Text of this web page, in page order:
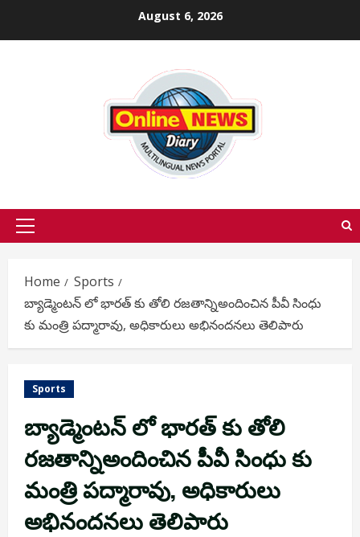
August 6, 2026
Primary
Home
Sports
బ్యాడ్మెంటన్ లో భారత్ కు తోలి రజతాన్నిఅందించిన పీవీ సింధు
కు మంత్రి పద్మారావు, అధికారులు అభినందనలు తెలిపారు
Sports
బ్యాడ్మెంటన్ లో భారత్ కు తోలి
రజతాన్నిఅందించిన పీవీ సింధు కు
మంత్రి పద్మారావు, అధికారులు
అభినందనలు తెలిపారు